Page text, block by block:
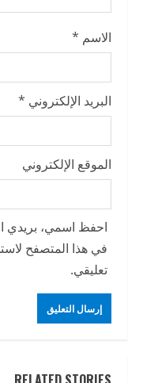
الاسم *
البريد الإلكتروني *
الموقع الإلكتروني
احفظ اسمي، بريدي
في هذا المتصفح
تعليقي.